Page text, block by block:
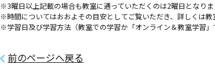
※3曜日以上記載の場合も教室に通っていただくのは2曜日となりま
※時間についてはおおよその目安としてご覧いただき、詳しくは
※学習日及び学習方法（教室での学習か「オンライン＆教室学習
前のページへ戻る